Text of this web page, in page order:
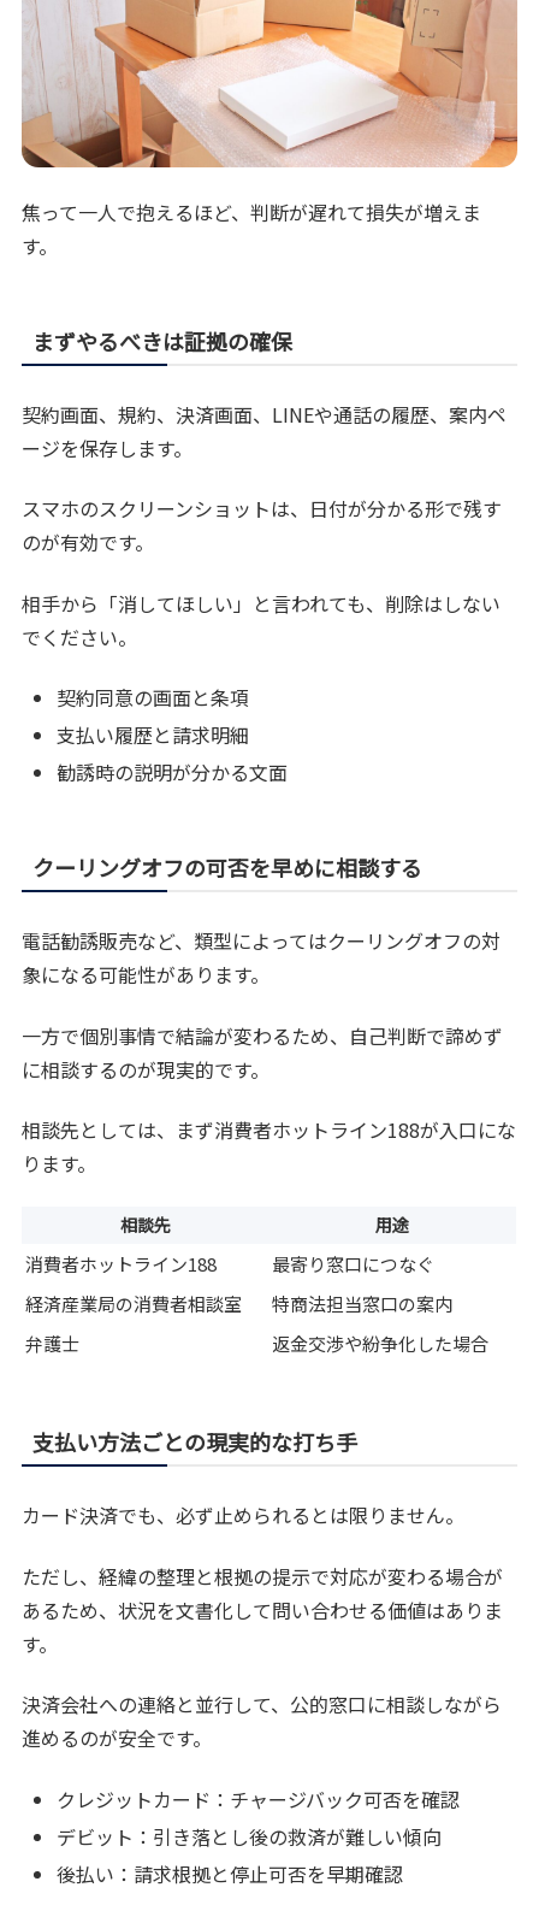
焦って一人で抱えるほど、判断が遅れて損失が増えま
す。
まずやるべきは証拠の確保
契約画面、規約、決済画面、LINEや通話の履歴、案内ペ
ージを保存します。
スマホのスクリーンショットは、日付が分かる形で残す
のが有効です。
相手から「消してほしい」と言われても、削除はしない
でください。
契約同意の画面と条項
支払い履歴と請求明細
勧誘時の説明が分かる文面
クーリングオフの可否を早めに相談する
電話勧誘販売など、類型によってはクーリングオフの対
象になる可能性があります。
一方で個別事情で結論が変わるため、自己判断で諦めず
に相談するのが現実的です。
相談先としては、まず消費者ホットライン188が入口にな
ります。
相談先 用途
消費者ホットライン188
最寄り窓口につなぐ
経済産業局の消費者相談室
特商法担当窓口の案内
弁護士
返金交渉や紛争化した場合
支払い方法ごとの現実的な打ち手
カード決済でも、必ず止められるとは限りません。
ただし、経緯の整理と根拠の提示で対応が変わる場合が
あるため、状況を文書化して問い合わせる価値はありま
す。
決済会社への連絡と並行して、公的窓口に相談しながら
進めるのが安全です。
クレジットカード：チャージバック可否を確認
デビット：引き落とし後の救済が難しい傾向
後払い：請求根拠と停止可否を早期確認